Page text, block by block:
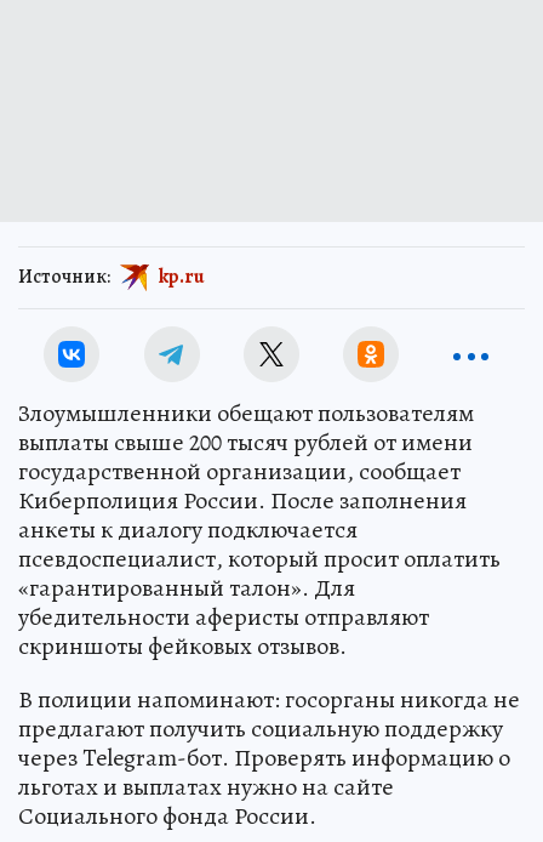
Источник: kp.ru
Злоумышленники обещают пользователям
выплаты свыше 200 тысяч рублей от имени
государственной организации, сообщает
Киберполиция России. После заполнения
анкеты к диалогу подключается
псевдоспециалист, который просит оплатить
«гарантированный талон». Для
убедительности аферисты отправляют
скриншоты фейковых отзывов.
В полиции напоминают: госорганы никогда не
предлагают получить социальную поддержку
через Telegram-бот. Проверять информацию о
льготах и выплатах нужно на сайте
Социального фонда России.